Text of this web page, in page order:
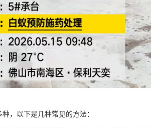
，以下是几种常见的方法：